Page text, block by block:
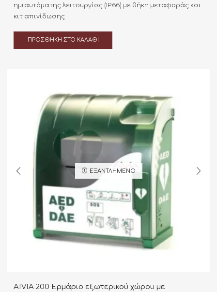
ημιαυτόματης λειτουργίας (IP66) με θήκη μεταφοράς και
κιτ απινίδωσης
ΠΡΟΣΘΉΚΗ ΣΤΟ ΚΑΛΆΘΙ
ΕΞΑΝΤΛΗΜΈΝΟ
AIVIA 200 Ερμάριο εξωτερικού χώρου με